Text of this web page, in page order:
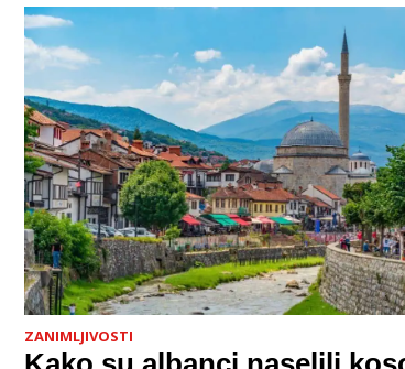
ZANIMLJIVOSTI